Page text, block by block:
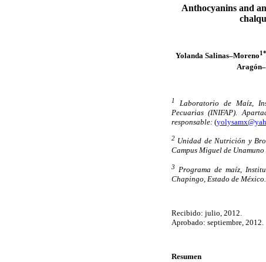
Anthocyanins and
Yolanda Salinas–Moreno1*
1
Laboratorio de Maíz,
Pecuarias (INIFAP).
responsable: (
2 Unidad de Nutrición y
Campus Miguel de
3
Programa de maíz,
Chapingo, Estado de México.
Recibido: julio, 2012.
Aprobado: septiembre, 2012.
Resumen